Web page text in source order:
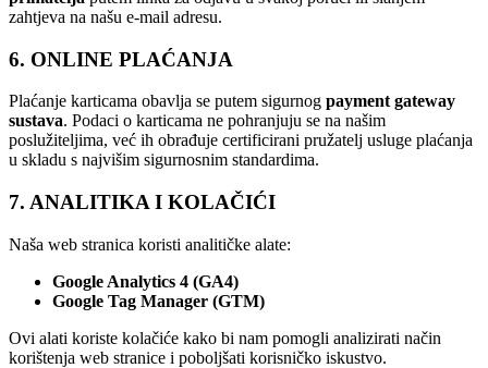
zahtjeva na našu e-mail adresu.
6. ONLINE PLAĆANJA
Plaćanje karticama obavlja se putem sigurnog payment gateway
sustava. Podaci o karticama ne pohranjuju se na našim
poslužiteljima, već ih obrađuje certificirani pružatelj usluge plaćanja
u skladu s najvišim sigurnosnim standardima.
7. ANALITIKA I KOLAČIĆI
Naša web stranica koristi analitičke alate:
Google Analytics 4 (GA4)
Google Tag Manager (GTM)
Ovi alati koriste kolačiće kako bi nam pomogli analizirati način
korištenja web stranice i poboljšati korisničko iskustvo.